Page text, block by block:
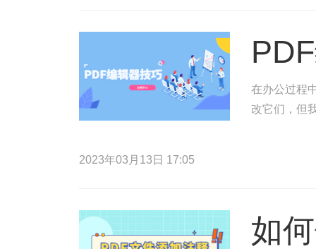
在办公过程
改它们，但
2023年03月13日 17:05
如